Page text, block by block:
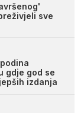
sve
gdje god se
izdanja